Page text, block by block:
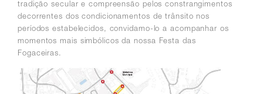
tradição secular e compreensão pelos constrangimentos
decorrentes dos condicionamentos de trânsito nos
períodos estabelecidos, convidamo-lo a acompanhar os
momentos mais simbólicos da nossa Festa das
Fogaceiras.